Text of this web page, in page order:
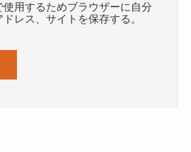
使用するためブラウザーに自分
レス、サイトを保存する。